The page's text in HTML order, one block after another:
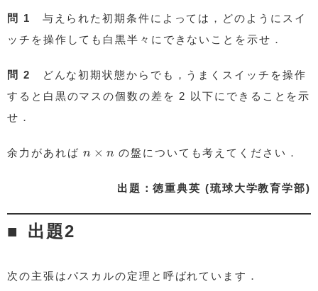
問 1
与えられた初期条件によっては，どのようにスイ
ッチを操作しても白黒半々にできないことを示せ．
問 2
どんな初期状態からでも，うまくスイッチを操作
すると白黒のマスの個数の差を 2 以下にできることを示
せ．
余力があればn × n
n ×n の盤についても考えてください．
出題：徳重典英 (琉球大学教育学部)
出題2
次の主張はパスカルの定理と呼ばれています．